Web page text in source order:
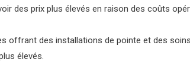
des prix plus élevés en raison des coûts
offrant des installations de pointe et des
élevés.